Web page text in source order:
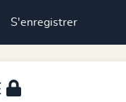
S'enregistrer